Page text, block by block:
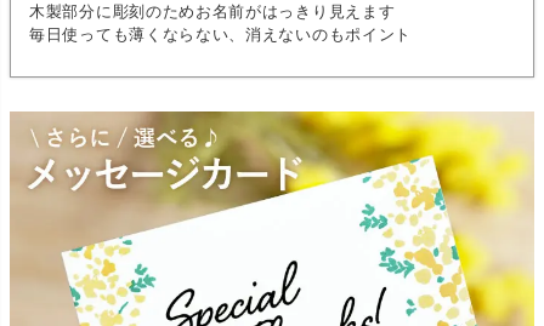
木製部分に彫刻のためお名前がはっきり見えます
毎日使っても薄くならない、消えないのもポイント